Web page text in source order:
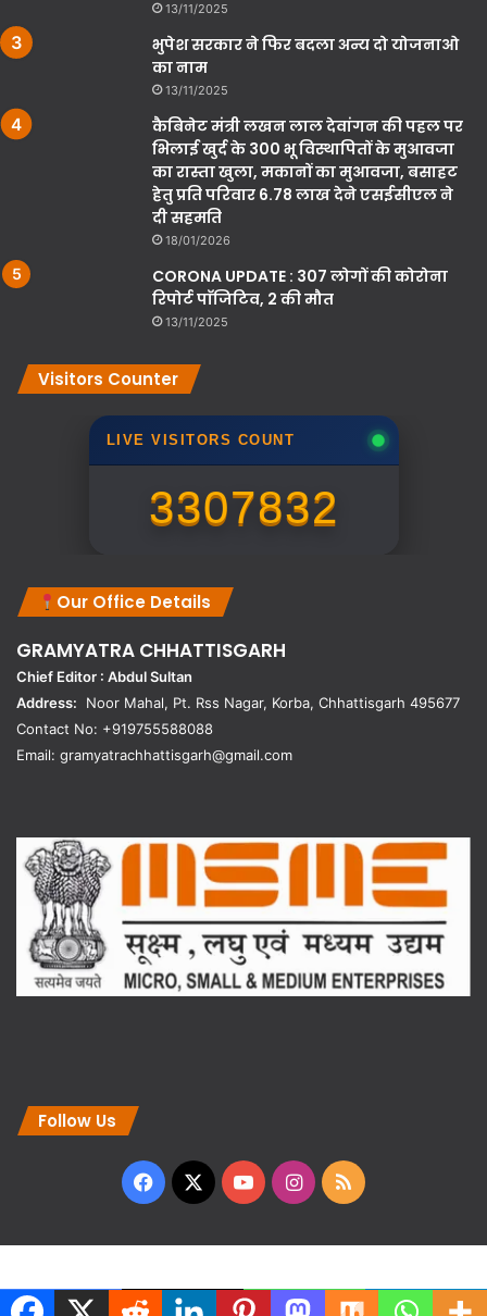
13/11/2025
भुपेश सरकार ने फिर बदला अन्य दो योजनाओ
का नाम
13/11/2025
कैबिनेट मंत्री लखन लाल देवांगन की पहल पर
भिलाई खुर्द के 300 भू विस्थापितों के मुआवजा
का रास्ता खुला, मकानों का मुआवजा, बसाहट
हेतु प्रति परिवार 6.78 लाख देने एसईसीएल ने
दी सहमति
18/01/2026
CORONA UPDATE : 307 लोगों की कोरोना
रिपोर्ट पाॅजिटिव, 2 की मौत
13/11/2025
Visitors Counter
LIVE VISITORS COUNT
3307832
Our Office Details
GRAMYATRA CHHATTISGARH
Chief Editor : Abdul Sultan
Address: Noor Mahal, Pt. Rss Nagar, Korba, Chhattisgarh 495677
Contact No: +919755588088
Email: gramyatrachhattisgarh@gmail.com
Follow Us
Facebook
X YouTubeInstagram
RSS